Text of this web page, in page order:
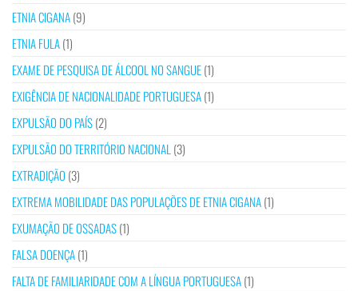
ETNIA CIGANA(9)
ETNIA FULA(1)
EXAME DE PESQUISA DE ÁLCOOL NO SANGUE(1)
EXIGÊNCIA DE NACIONALIDADE PORTUGUESA(1)
EXPULSÃO DO PAÍS(2)
EXPULSÃO DO TERRITÓRIO NACIONAL (3)
EXTRADIÇÃO (3)
EXTREMA MOBILIDADE DAS POPULAÇÕES DE ETNIA CIGANA(1)
EXUMAÇÃO DE OSSADAS(1)
FALSA DOENÇA(1)
FALTA DE FAMILIARIDADE COM A LÍNGUA PORTUGUESA(1)